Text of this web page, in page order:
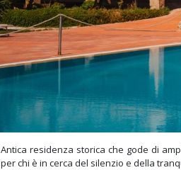
Antica residenza storica che gode di
per chi è in cerca del silenzio e della